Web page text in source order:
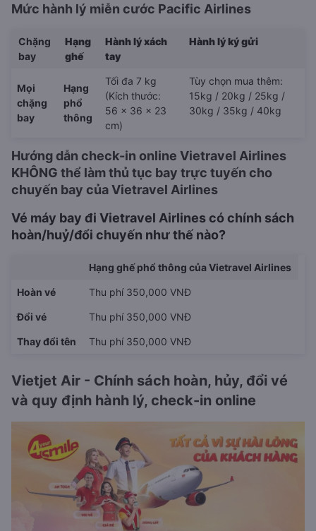
Mức hành lý miễn cước Pacific Airlines
Chặng
bay
Hạng
ghế
Hành lý xách
tay
Hành lý ký gửi
Mọi
chặng
bay
Hạng
phổ
thông
Tối đa 7 kg
(Kích thước:
56 x 36 x 23
cm)
Tùy chọn mua thêm:
15kg / 20kg / 25kg /
30kg / 35kg / 40kg
Hướng dẫn check-in online Vietravel Airlines
KHÔNG thể làm thủ tục bay trực tuyến cho
chuyến bay của Vietravel Airlines
Vé máy bay đi Vietravel Airlines có chính sách
hoàn/huỷ/đổi chuyến như thế nào?
Hạng ghế phổ thông của Vietravel Airlines
Hoàn vé Thu phí 350,000 VNĐ
Đổi vé Thu phí 350,000 VNĐ
Thay đổi tên Thu phí 350,000 VNĐ
Vietjet Air - Chính sách hoàn, hủy, đổi vé
và quy định hành lý, check-in online